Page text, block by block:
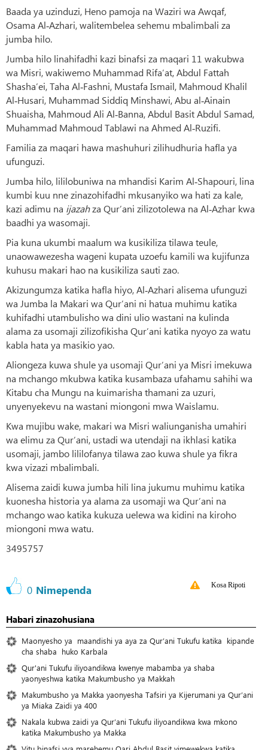
Baada ya uzinduzi, Heno pamoja na Waziri wa Awqaf,
Osama Al‑Azhari, walitembelea sehemu mbalimbali za
jumba hilo.
Jumba hilo linahifadhi kazi binafsi za maqari 11 wakubwa
wa Misri, wakiwemo Muhammad Rifa’at, Abdul Fattah
Shasha’ei, Taha Al‑Fashni, Mustafa Ismail, Mahmoud Khalil
Al‑Husari, Muhammad Siddiq Minshawi, Abu al‑Ainain
Shuaisha, Mahmoud Ali Al‑Banna, Abdul Basit Abdul Samad,
Muhammad Mahmoud Tablawi na Ahmed Al‑Ruzifi.
Familia za maqari hawa mashuhuri zilihudhuria hafla ya
ufunguzi.
Jumba hilo, lililobuniwa na mhandisi Karim Al‑Shapouri, lina
kumbi kuu nne zinazohifadhi mkusanyiko wa hati za kale,
kazi adimu na ijazahza Qur’ani zilizotolewa na Al‑Azhar kwa
baadhi ya wasomaji.
Pia kuna ukumbi maalum wa kusikiliza tilawa teule,
unaowawezesha wageni kupata uzoefu kamili wa kujifunza
kuhusu makari hao na kusikiliza sauti zao.
Akizungumza katika hafla hiyo, Al‑Azhari alisema ufunguzi
wa Jumba la Makari wa Qur’ani ni hatua muhimu katika
kuhifadhi utambulisho wa dini ulio wastani na kulinda
alama za usomaji zilizofikisha Qur’ani katika nyoyo za watu
kabla hata ya masikio yao.
Aliongeza kuwa shule ya usomaji Qur’ani ya Misri imekuwa
na mchango mkubwa katika kusambaza ufahamu sahihi wa
Kitabu cha Mungu na kuimarisha thamani za uzuri,
unyenyekevu na wastani miongoni mwa Waislamu.
Kwa mujibu wake, makari wa Misri waliunganisha umahiri
wa elimu za Qur’ani, ustadi wa utendaji na ikhlasi katika
usomaji, jambo lililofanya tilawa zao kuwa shule ya fikra
kwa vizazi mbalimbali.
Alisema zaidi kuwa jumba hili lina jukumu muhimu katika
kuonesha historia ya alama za usomaji wa Qur’ani na
mchango wao katika kukuza uelewa wa kidini na kiroho
miongoni mwa watu.
3495757
0 Nimependa Kosa Ripoti
Habari zinazohusiana
Maonyesho ya maandishi ya aya za Qur’ani Tukufu katika kipande
cha shaba huko Karbala
Qur'ani Tukufu iliyoandikwa kwenye mabamba ya shaba
yaonyeshwa katika Makumbusho ya Makkah
Makumbusho ya Makka yaonyesha Tafsiri ya Kijerumani ya Qur’ani
ya Miaka Zaidi ya 400
Nakala kubwa zaidi ya Qur’ani Tukufu iliyoandikwa kwa mkono
katika Makumbusho ya Makka